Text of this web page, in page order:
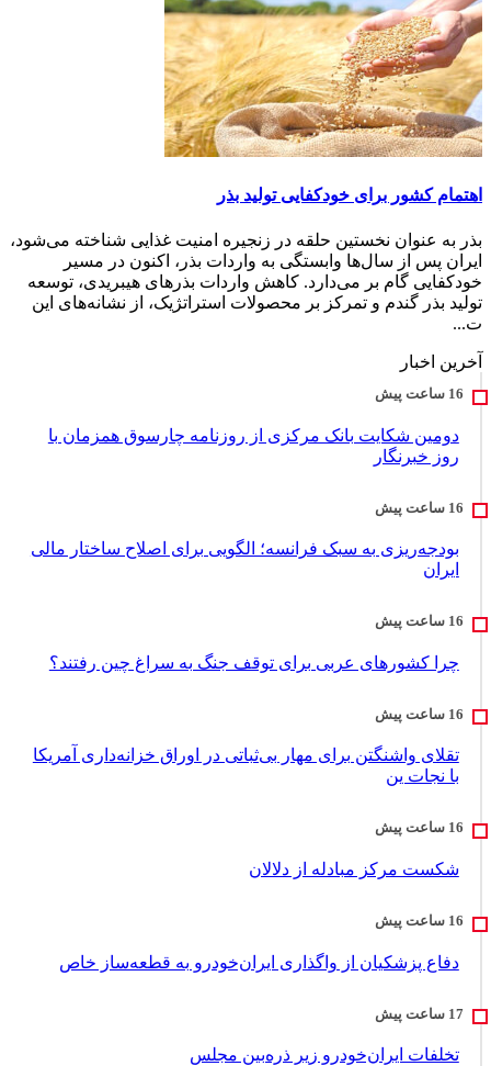
اهتمام کشور برای خودکفایی تولید بذر
بذر به عنوان نخستین حلقه در زنجیره امنیت غذایی شناخته می‌شود،
ایران پس از سال‌ها وابستگی به واردات بذر، اکنون در مسیر
خودکفایی گام بر می‌دارد. کاهش واردات بذرهای هیبریدی، توسعه
تولید بذر گندم و تمرکز بر محصولات استراتژیک، از نشانه‌های این
ت...
آخرین اخبار
دومین شکایت بانک مرکزی از روزنامه چارسوق همزمان با
روز خبرنگار
بودجه‌ریزی به سبک فرانسه؛ الگویی برای اصلاح ساختار مالی
ایران
چرا کشورهای عربی برای توقف جنگ به سراغ چین رفتند؟
تقلای واشنگتن برای مهار بی‌ثباتی در اوراق خزانه‌داری آمریکا
با نجات ین
شکست مرکز مبادله از دلالان
دفاع پزشکیان از واگذاری ایران‌خودرو به قطعه‌ساز خاص
تخلفات ایران‌خودرو زیر ذره‌بین مجلس